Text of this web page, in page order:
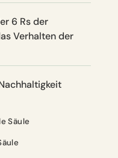
6 Rs der
Verhalten der
Säule